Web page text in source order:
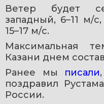
Ветер будет
западный, 6–11 м/
15–17 м/с.
Максимальная
Казани днем
Ранее мы писали
поздравил
России.